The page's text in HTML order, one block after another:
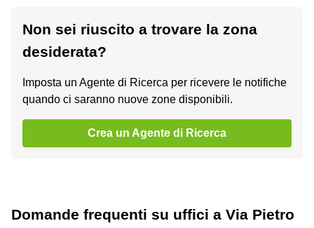
Non sei riuscito a trovare la zona
desiderata?
Imposta un Agente di Ricerca per ricevere le notifiche
quando ci saranno nuove zone disponibili.
Crea un Agente di Ricerca
Domande frequenti su uffici a Via Pietro